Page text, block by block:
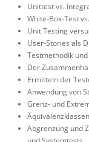
Unittest vs.
White-Box-Test
Unit Testing
User-Stories als
Testmethodik
Der
Ermitteln der
Anwendung von
Grenz- und
Äquivalenzklassen
Abgrenzung und